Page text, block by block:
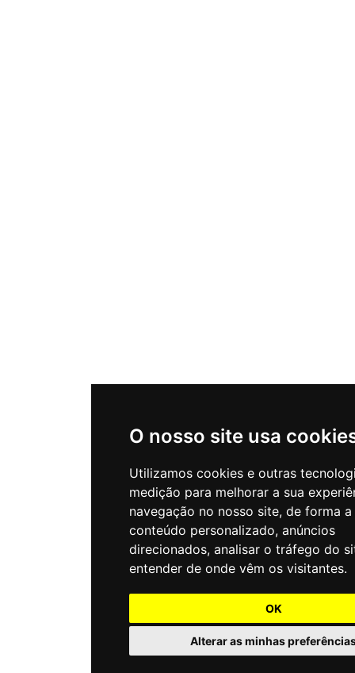
O nosso site usa
Utilizamos cookies e outras
medição para melhorar a sua
navegação no nosso site, de forma
conteúdo personalizado, anúncios
direcionados, analisar o tráfego do
entender de onde vêm os visitantes.
OK
Alterar as minhas